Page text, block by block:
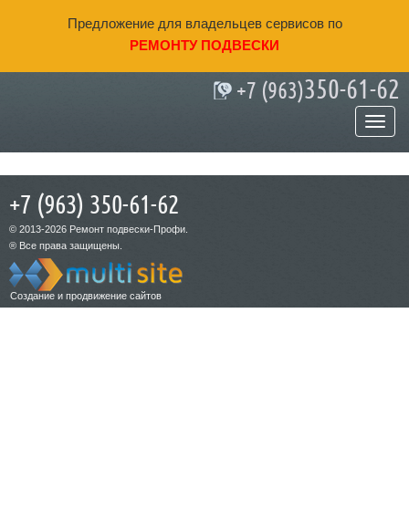
Предложение для владельцев сервисов по
РЕМОНТУ ПОДВЕСКИ
+7 (963)350-61-62
© 2013-2026 Ремонт подвески-Профи.
® Все права защищены.
+7 (963) 350-61-62
Создание и продвижение сайтов